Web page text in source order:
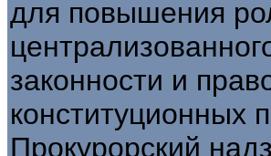
для повышения
законности и
конституционных
Прокурорский